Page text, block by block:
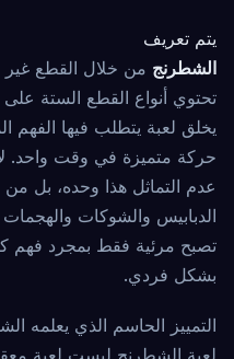
يتم تعريف
الشطرنجمن خلال القطع غير
تحتوي أنواع القطع الستة
يخلق لعبة يتطلب فيها الفهم
حركة متميزة في وقت واحد.
عدم التماثل هذا وحده، بل من
الدبابيس والشوكات
تصبح مرئية فقط بمجرد فهم
بشكل فردي.
التمييز الحاسم الذي يعلمه
لعبة الشطرنج ليست لعبة